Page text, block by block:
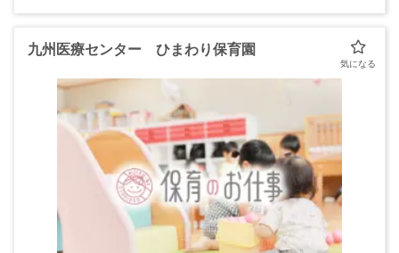
九州医療センター ひまわり保育園